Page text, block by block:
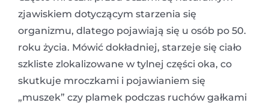
zjawiskiem dotyczącym starzenia się
organizmu, dlatego pojawiają się u osób po 50.
roku życia. Mówić dokładniej, starzeje się ciało
szkliste zlokalizowane w tylnej części oka, co
skutkuje mroczkami i pojawianiem się
„muszek” czy plamek podczas ruchów gałkami